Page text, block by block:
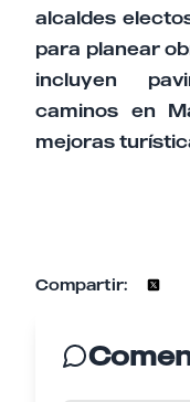
alcaldes
para planear
incluyen
caminos en
mejoras
Compartir: